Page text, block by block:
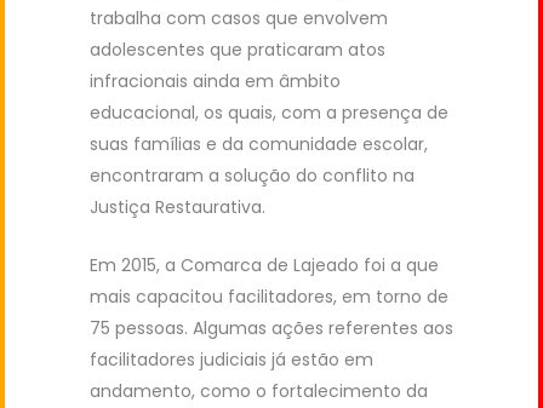
trabalha com casos que envolvem
adolescentes que praticaram atos
infracionais ainda em âmbito
educacional, os quais, com a presença de
suas famílias e da comunidade escolar,
encontraram a solução do conflito na
Justiça Restaurativa.
Em 2015, a Comarca de Lajeado foi a que
mais capacitou facilitadores, em torno de
75 pessoas. Algumas ações referentes aos
facilitadores judiciais já estão em
andamento, como o fortalecimento da